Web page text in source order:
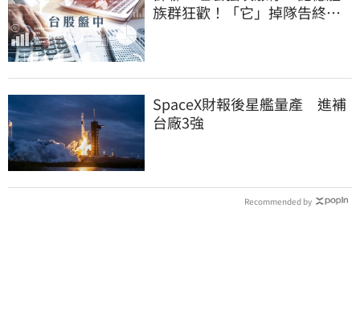
族群狂歡！「它」掉隊告終連4
SpaceX財報後星艦量產 進補
台廠3強
Recommended by